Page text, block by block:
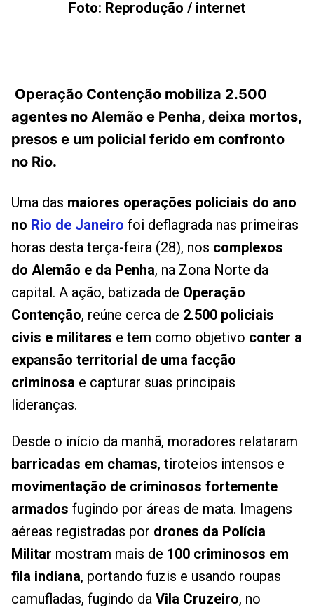
Foto: Reprodução / internet
Operação Contenção mobiliza 2.500
agentes no Alemão e Penha, deixa mortos,
presos e um policial ferido em confronto
no Rio.
Uma das maiores operações policiais do ano
no Rio de Janeiro foi deflagrada nas primeiras
horas desta terça-feira (28), nos complexos
do Alemão e da Penha, na Zona Norte da
capital. A ação, batizada de Operação
Contenção, reúne cerca de 2.500 policiais
civis e militares e tem como objetivo conter a
expansão territorial de uma facção
criminosa e capturar suas principais
lideranças.
Desde o início da manhã, moradores relataram
barricadas em chamas, tiroteios intensos e
movimentação de criminosos fortemente
armados fugindo por áreas de mata. Imagens
aéreas registradas por drones da Polícia
Militar mostram mais de 100 criminosos em
fila indiana, portando fuzis e usando roupas
camufladas, fugindo da Vila Cruzeiro, no